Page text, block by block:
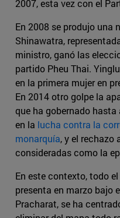
2007, esta vez con el
En 2008 se produjo una
Shinawatra,
ministro, ganó las
partido Pheu Thai.
en la primera mujer en
En 2014 otro golpe la
que ha gobernado
en la lucha contra la
monarquía, y el rechazo
consideradas como la
En este contexto, todo
presenta en marzo bajo
Pracharat, se ha